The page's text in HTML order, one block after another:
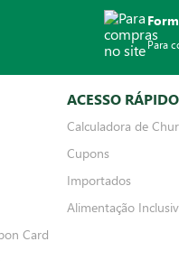
Para
Card
ACESSO RÁPIDO
Calculadora de
Cupons
Importados
Alimentação